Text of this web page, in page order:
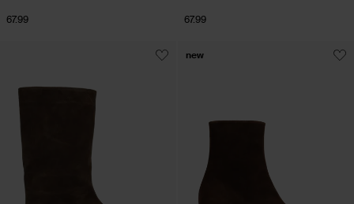
67.99 67.99
new